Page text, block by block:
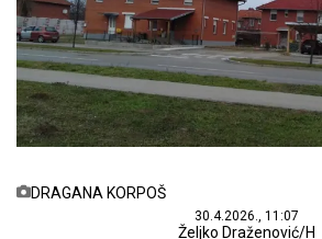
DRAGANA KORPOŠ
30.4.2026., 11:07
Željko Draženović/H